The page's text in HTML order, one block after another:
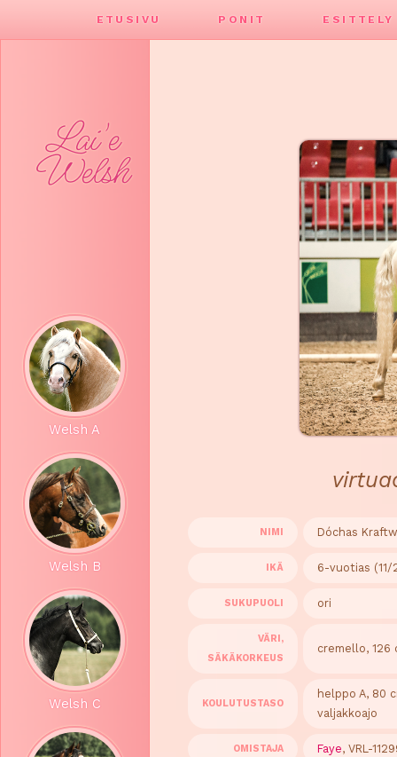
ETUSIVU PONIT ESITTELY
Lai'e
Welsh
Welsh A
Welsh B
Welsh C
NIMI Dóchas
IKÄ 6-vuotias (11/
SUKUPUOLI ori
VÄRI,
SÄKÄKORKEUS
cremello, 126
KOULUTUSTASO
helppo A, 80
valjakkoajo
OMISTAJA Faye, VRL-